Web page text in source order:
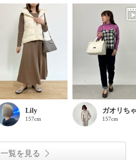
Lily
157cm
ガオリち
157cm
一覧を見る